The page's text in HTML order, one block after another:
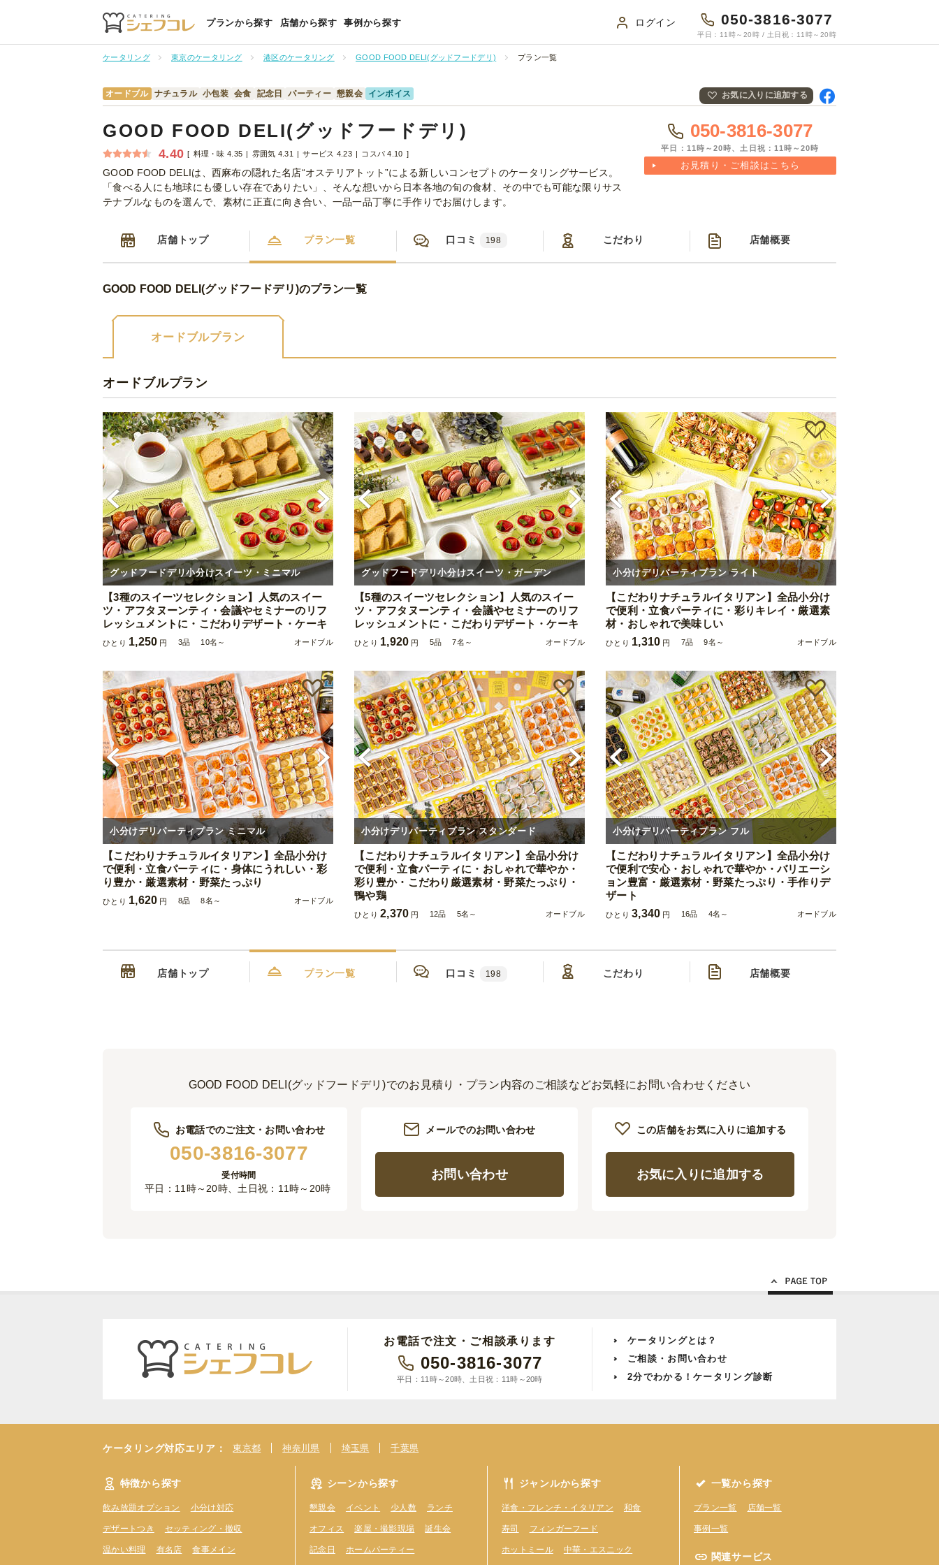
プランから探す 店舗から探す 事例から探す ログイン 050-3816-3077
平日：11時～20時 / 土日祝：11時～20時
ケータリング 東京のケータリング 港区のケータリング GOOD FOOD DELI(グッドフードデリ) プラン一覧
オードブル ナチュラル 小包装 会食 記念日 パーティー 懇親会 インボイス お気に入りに追加する
GOOD FOOD DELI(グッドフードデリ)
4.40 料理・味 4.35 雰囲気 4.31 サービス 4.23 コスパ 4.10
GOOD FOOD DELIは、西麻布の隠れた名店“オステリアトット”による新しいコンセプトのケータリングサービス。
「食べる人にも地球にも優しい存在でありたい」、そんな想いから日本各地の旬の食材、その中でも可能な限りサス
テナブルなものを選んで、素材に正直に向き合い、一品一品丁寧に手作りでお届けします。
050-3816-3077
平日：11時～20時、土日祝：11時～20時
お見積り・ご相談はこちら
店舗トップ プラン一覧 口コミ 198 こだわり 店舗概要
GOOD FOOD DELI(グッドフードデリ)のプラン一覧
オードブルプラン
オードブルプラン
グッドフードデリ小分けスイーツ・ミニマル
【3種のスイーツセレクション】人気のスイー
ツ・アフタヌーンティ・会議やセミナーのリフ
レッシュメントに・こだわりデザート・ケーキ
ひとり 1,250 円 3品 10名～ オードブル
グッドフードデリ小分けスイーツ・ガーデン
【5種のスイーツセレクション】人気のスイー
ツ・アフタヌーンティ・会議やセミナーのリフ
レッシュメントに・こだわりデザート・ケーキ
ひとり 1,920 円 5品 7名～ オードブル
小分けデリパーティプラン ライト
【こだわりナチュラルイタリアン】全品小分け
で便利・立食パーティに・彩りキレイ・厳選素
材・おしゃれで美味しい
ひとり 1,310 円 7品 9名～ オードブル
小分けデリパーティプラン ミニマル
【こだわりナチュラルイタリアン】全品小分け
で便利・立食パーティに・身体にうれしい・彩
り豊か・厳選素材・野菜たっぷり
ひとり 1,620 円 8品 8名～ オードブル
小分けデリパーティプラン スタンダード
【こだわりナチュラルイタリアン】全品小分け
で便利・立食パーティに・おしゃれで華やか・
彩り豊か・こだわり厳選素材・野菜たっぷり・
鴨や鶏
ひとり 2,370 円 12品 5名～ オードブル
小分けデリパーティプラン フル
【こだわりナチュラルイタリアン】全品小分け
で便利で安心・おしゃれで華やか・バリエーシ
ョン豊富・厳選素材・野菜たっぷり・手作りデ
ザート
ひとり 3,340 円 16品 4名～ オードブル
店舗トップ プラン一覧 口コミ 198 こだわり 店舗概要
GOOD FOOD DELI(グッドフードデリ)でのお見積り・プラン内容のご相談などお気軽にお問い合わせください
お電話でのご注文・お問い合わせ
050-3816-3077
受付時間
平日：11時～20時、土日祝：11時～20時
メールでのお問い合わせ
お問い合わせ
この店舗をお気に入りに追加する
お気に入りに追加する
お電話で注文・ご相談承ります
050-3816-3077
平日：11時～20時、土日祝：11時～20時
ケータリングとは？
ご相談・お問い合わせ
2分でわかる！ケータリング診断
ケータリング対応エリア： 東京都 神奈川県 埼玉県 千葉県
特徴から探す
飲み放題オプション 小分け対応
デザートつき セッティング・撤収
温かい料理 有名店 食事メイン
シーンから探す
懇親会 イベント 少人数 ランチ
オフィス 楽屋・撮影現場 誕生会
記念日 ホームパーティー
ジャンルから探す
洋食・フレンチ・イタリアン 和食
寿司 フィンガーフード
ホットミール 中華・エスニック
一覧から探す
プラン一覧 店舗一覧
事例一覧
関連サービス